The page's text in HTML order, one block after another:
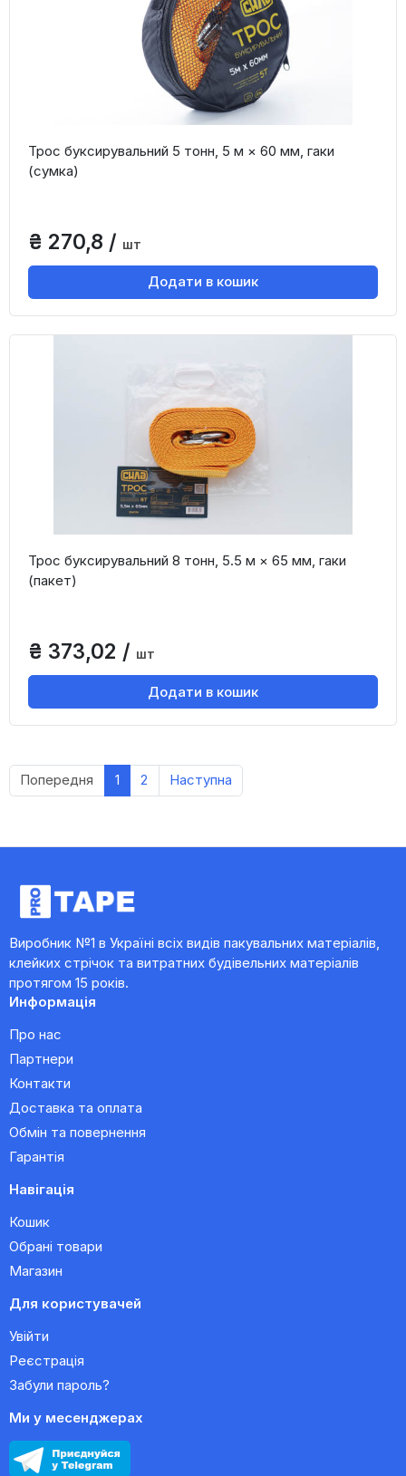
Трос буксирувальний 5 тонн, 5 м × 60 мм, гаки
(сумка)
₴ 270,8 / шт
Додати в кошик
Трос буксирувальний 8 тонн, 5.5 м × 65 мм, гаки
(пакет)
₴ 373,02 / шт
Додати в кошик
Попередня 1 2 Наступна
Виробник №1 в Україні всіх видів пакувальних матеріалів,
клейких стрічок та витратних будівельних матеріалів
протягом 15 років.
Информація
Про нас
Партнери
Контакти
Доставка та оплата
Обмін та повернення
Гарантія
Навігація
Кошик
Обрані товари
Магазин
Для користувачей
Увійти
Реєстрація
Забули пароль?
Ми у месенджерах